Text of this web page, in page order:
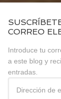
CORREO
Introduce tu
a este blog y
entradas.